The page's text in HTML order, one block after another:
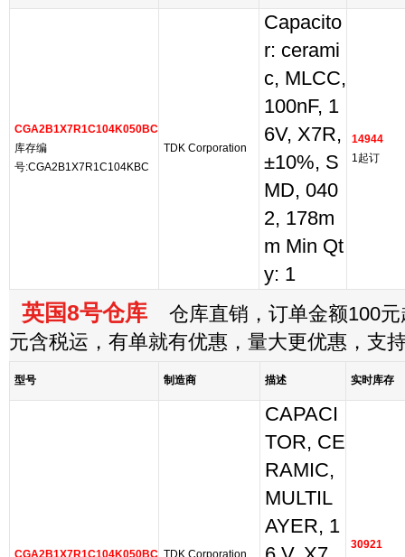
CGA2B1X7R1C104K050BC
库存编
号:CGA2B1X7R1C104KBC
TDK Corporation
Capacito
r: cerami
c, MLCC,
100nF, 1
6V, X7R,
±10%, S
MD, 040
2, 178m
m Min Qt
y: 1
14944
1起订
英国8号仓库 仓库直销，订单金额100元
元含税运，有单就有优惠，量大更优惠，支
型号 制造商 描述 实时库存
CGA2B1X7R1C104K050BC TDK Corporation
CAPACI
TOR, CE
RAMIC,
MULTIL
AYER, 1
30921